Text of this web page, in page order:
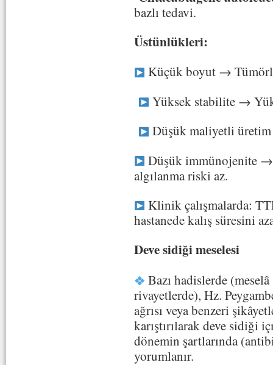
bazlı tedavi.
Üstünlükleri:
Küçük boyut →
Yüksek stabilite →
Düşük maliyetli
Düşük immünojenite →
algılanma riski az.
Klinik çalışmalarda:
hastanede kalış süresini
Deve sidiği meselesi
Bazı hadislerde
rivayetlerde), Hz.
ağrısı veya benzeri
karıştırılarak deve sidiği
dönemin şartlarında
yorumlanır.